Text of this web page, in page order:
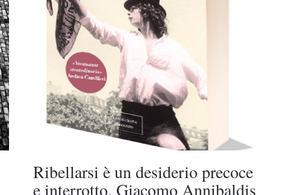
Ribellarsi è un desiderio precoce
e interrotto. Giacomo Annibaldis